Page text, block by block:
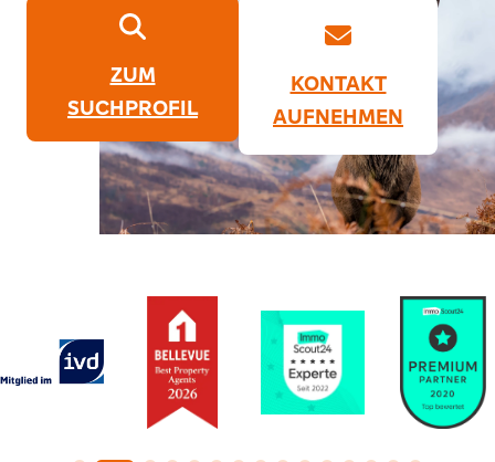
ZUM
SUCHPROFIL
KONTAKT
AUFNEHMEN